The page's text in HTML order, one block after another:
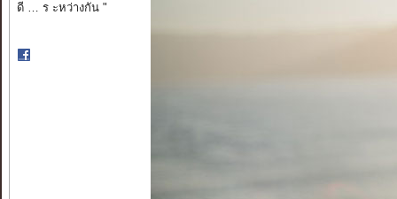
ดี … ร ะหว่างกัน "